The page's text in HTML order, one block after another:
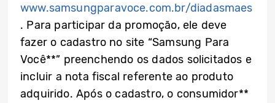
www.samsungparavoce.com.br/diadasmaes
. Para participar da promoção, ele deve
fazer o cadastro no site “Samsung Para
Você**” preenchendo os dados solicitados e
incluir a nota fiscal referente ao produto
adquirido. Após o cadastro, o consumidor**